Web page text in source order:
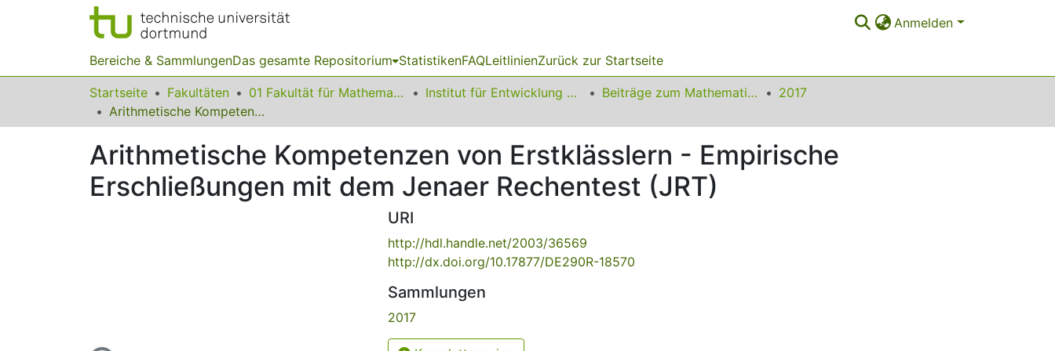
Anmelden
Bereiche & SammlungenDas gesamte Repositorium StatistikenFAQLeitlinienZurück zur Startseite
Startseite Fakultäten 01 Fakultät für Mathematik Institut für Entwicklung und Erforschung des Mathematikunterrichts Beiträge zum Mathematikunterricht
2017
Arithmetische Kompetenzen von Erstklässlern - Empirische Erschließungen mit dem Jenaer Rechentest (JRT)
Arithmetische Kompetenzen von Erstklässlern - Empirische
Erschließungen mit dem Jenaer Rechentest (JRT)
URI
http://hdl.handle.net/2003/36569
http://dx.doi.org/10.17877/DE290R-18570
Sammlungen
2017